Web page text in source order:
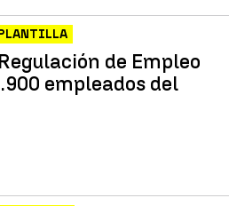
de Empleo
empleados del